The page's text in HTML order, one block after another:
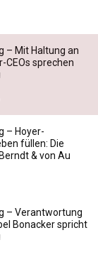
– Mit Haltung an
CEOs sprechen
– Hoyer-
füllen: Die
& von Au
– Verantwortung
Bonacker spricht